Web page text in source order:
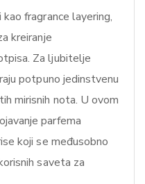
fragrance layering,
kreiranje
Za ljubitelje
potpuno jedinstvenu
mirisnih nota. U ovom
parfema
koji se međusobno
saveta za